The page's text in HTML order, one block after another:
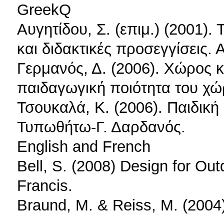
GreekQ
Αυγητίδου, Σ. (επιμ.) (2001).
και διδακτικές
Γερμανός, Δ. (2006). Χώρος
παιδαγωγική ποιότητα του
Τσουκαλά, Κ. (2006). Παιδική
Τυπωθήτω-Γ. Δαρδανός.
English and French
Bell, S. (2008) Design for
Francis.
Braund, M. & Reiss, M.